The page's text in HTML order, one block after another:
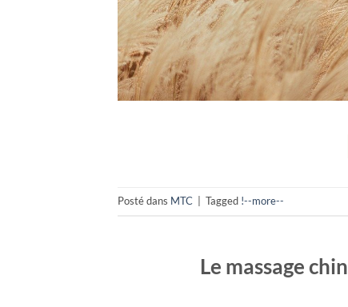
Posté dans MTC Tagged !--more--
Le massage